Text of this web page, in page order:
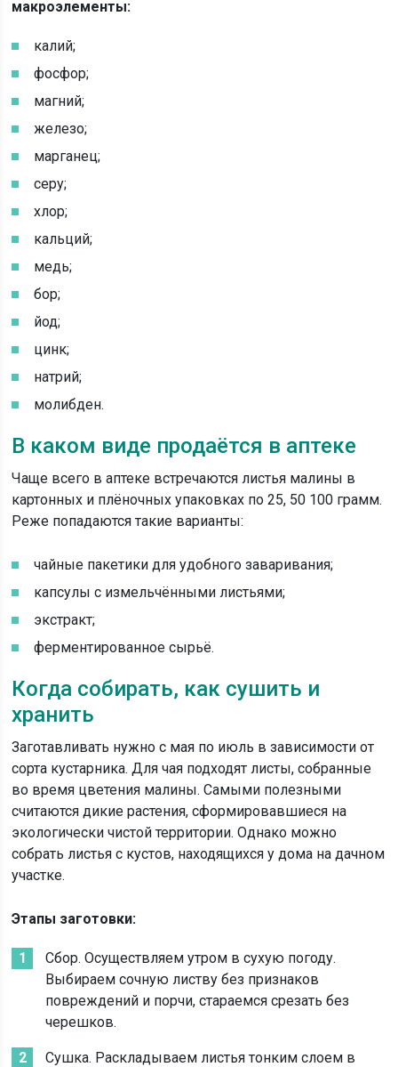
макроэлементы:
калий;
фосфор;
магний;
железо;
марганец;
серу;
хлор;
кальций;
медь;
бор;
йод;
цинк;
натрий;
молибден.
В каком виде продаётся в аптеке
Чаще всего в аптеке встречаются листья малины в
картонных и плёночных упаковках по 25, 50 100 грамм.
Реже попадаются такие варианты:
чайные пакетики для удобного заваривания;
капсулы с измельчёнными листьями;
экстракт;
ферментированное сырьё.
Когда собирать, как сушить и
хранить
Заготавливать нужно с мая по июль в зависимости от
сорта кустарника. Для чая подходят листы, собранные
во время цветения малины. Самыми полезными
считаются дикие растения, сформировавшиеся на
экологически чистой территории. Однако можно
собрать листья с кустов, находящихся у дома на дачном
участке.
Этапы заготовки:
Сбор. Осуществляем утром в сухую погоду.
Выбираем сочную листву без признаков
повреждений и порчи, стараемся срезать без
черешков.
Сушка. Раскладываем листья тонким слоем в